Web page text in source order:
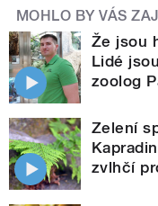
MOHLO BY VÁS
Že jsou
Lidé
zoolog
Zelení
zvlhčí